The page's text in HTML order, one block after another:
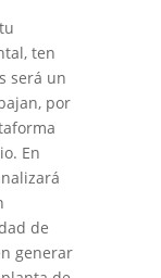
ten
será un
por
En
de
generar